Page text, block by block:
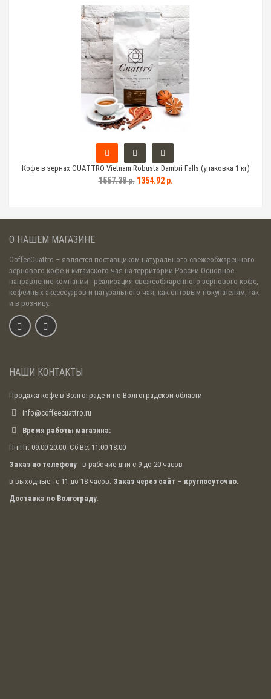
Кофе в зернах CUATTRO Vietnam Robusta Dambri Falls (упаковка 1 кг)
1557.38 р.1354.92 р.
О НАШЕМ МАГАЗИНЕ
CoffeeCuattro – является поставщиком натурального свежеобжаренного
зернового кофе и китайского чая на территории России.Основное
направление компании - реализация свежеобжаренного зернового кофе,
кофейных аксессуаров и натурального чая, как оптовым покупателям, так
и в розницу.
НАШИ КОНТАКТЫ
Продажа кофе в Волгограде и по Волгоградской области
info@coffeecuattro.ru
Время работы магазина:
Пн-Пт: 09:00-20:00, Сб-Вс: 11:00-18:00
Заказ по телефону - в рабочие дни с 9 до 20 часов
в выходные - с 11 до 18 часов. Заказ через сайт – круглосуточно.
Доставка по Волгограду.